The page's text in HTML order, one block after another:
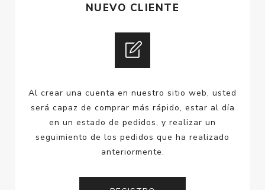
NUEVO CLIENTE
Al crear una cuenta en nuestro sitio web, usted
será capaz de comprar más rápido, estar al día
en un estado de pedidos, y realizar un
seguimiento de los pedidos que ha realizado
anteriormente.